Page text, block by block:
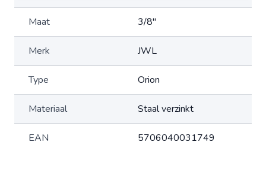
Maat 3/8"
Merk JWL
Type Orion
Materiaal Staal verzinkt
EAN 5706040031749